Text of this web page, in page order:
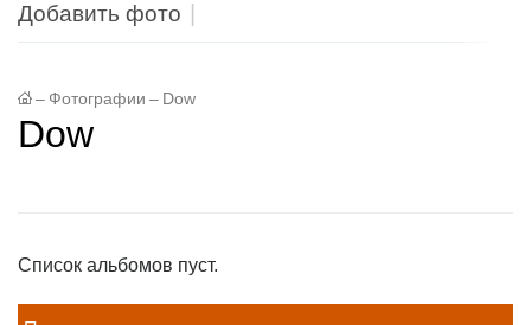
Добавить фото
– Фотографии – Dow
Dow
Список альбомов пуст.